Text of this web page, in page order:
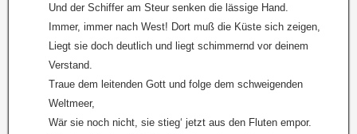
Und der Schiffer am Steur senken die lässige Hand.
Immer, immer nach West! Dort muß die Küste sich zeigen,
Liegt sie doch deutlich und liegt schimmernd vor deinem
Verstand.
Traue dem leitenden Gott und folge dem schweigenden
Weltmeer,
Wär sie noch nicht, sie stieg‘ jetzt aus den Fluten empor.